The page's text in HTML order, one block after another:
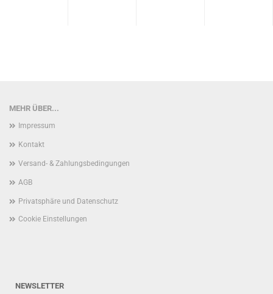
MEHR ÜBER...
Impressum
Kontakt
Versand- & Zahlungsbedingungen
AGB
Privatsphäre und Datenschutz
Cookie Einstellungen
NEWSLETTER